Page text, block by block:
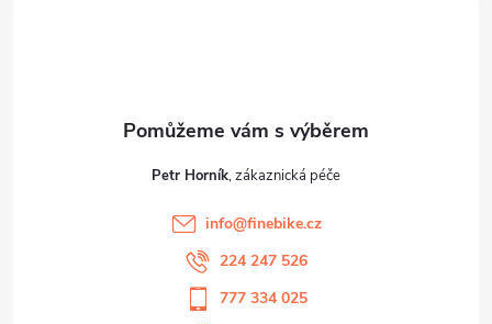
Petr Horník
info@finebike.cz
224 247 526
777 334 025